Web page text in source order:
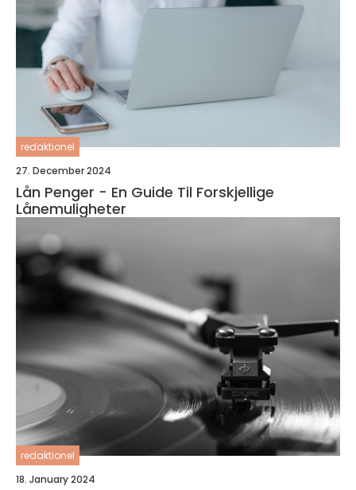
redaktionel
27. December 2024
Lån Penger - En Guide Til Forskjellige
Lånemuligheter
redaktionel
18. January 2024